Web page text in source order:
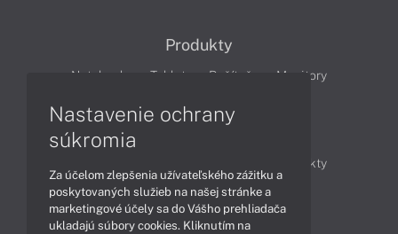
Produkty
Notebooky Tablety Počítače Monitory
Produkty
Technológie
Videá
Nastavenie ochrany
súkromia
Za účelom zlepšenia užívateľského zážitku a
poskytovaných služieb na našej stránke a
marketingové účely sa do Vášho prehliadača
ukladajú súbory cookies. Kliknutím na